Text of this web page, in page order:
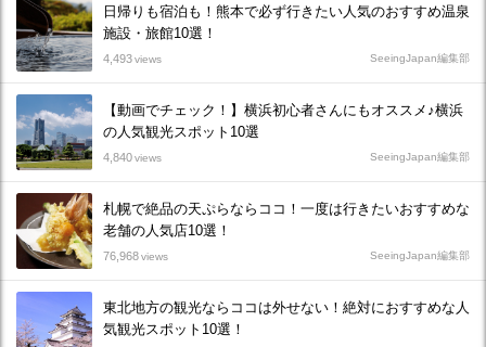
日帰りも宿泊も！熊本で必ず行きたい人気のおすすめ温泉
施設・旅館10選！
4,493views SeeingJapan編集部
【動画でチェック！】横浜初心者さんにもオススメ♪横浜
の人気観光スポット10選
4,840views SeeingJapan編集部
札幌で絶品の天ぷらならココ！一度は行きたいおすすめな
老舗の人気店10選！
76,968views SeeingJapan編集部
東北地方の観光ならココは外せない！絶対におすすめな人
気観光スポット10選！